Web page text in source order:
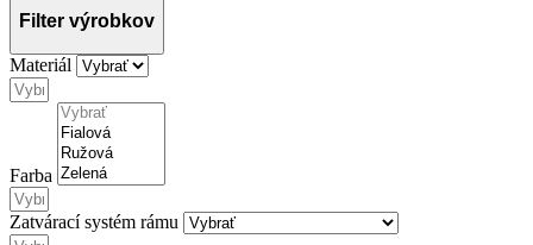
Filter výrobkov
Materiál
Farba
Zatvárací systém rámu